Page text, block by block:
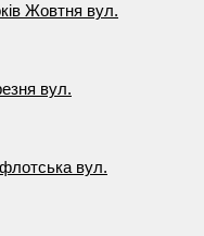
Жовтня вул.
вул.
вул.